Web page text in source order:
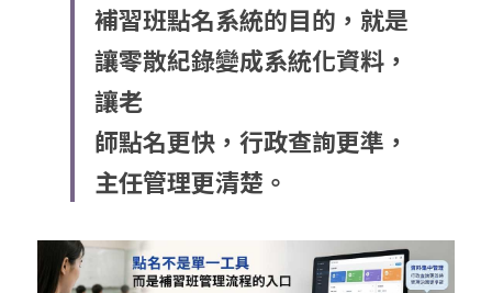
補習班點名系統的目的，就是
讓零散紀錄變成系統化資料，
讓老
師點名更快，行政查詢更準，
主任管理更清楚。